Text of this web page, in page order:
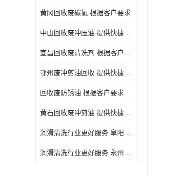
黄冈回收废碳氢 根据客户要求
中山回收废冲压油 提供快捷上门处理
宜昌回收废清洗剂 根据客户要求
鄂州废冲剪油回收 提供快捷上门处理
回收废防锈油 根据客户要求
黄石回收废冲剪油 提供快捷上门处理
润滑清洗行业更好服务 阜阳回收废防锈油
润滑清洗行业更好服务 永州废冲剪油回收